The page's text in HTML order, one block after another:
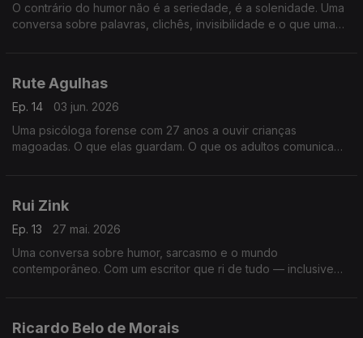
O contrário do humor não é a seriedade, é a solenidade. Uma
conversa sobre palavras, clichês, invisibilidade e o que uma
Rute Agulhas
Ep. 14
03 jun. 2026
Uma psicóloga forense com 27 anos a ouvir crianças
magoadas. O que elas guardam. O que os adultos comunicam
Rui Zink
Ep. 13
27 mai. 2026
Uma conversa sobre humor, sarcasmo e o mundo
contemporâneo. Com um escritor que ri de tudo — inclusive
Ricardo Belo de Morais